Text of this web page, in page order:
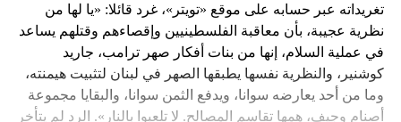
تغريداته عبر حسابه على موقع «تويتر»، غرد قائلا: «يا لها من
نظرية عجيبة، بأن معاقبة الفلسطينيين وإقصاءهم وقتلهم يساعد
في عملية السلام، إنها من بنات أفكار صهر ترامب، جاريد
كوشنير، والنظرية نفسها يطبقها الصهر في لبنان لتثبيت هيمنته،
وما من أحد يعارضه سوانا، ويدفع الثمن سوانا، والبقايا مجموعة
أصنام وجيف، همها تقاسم المصالح. لا تلعبوا بالنار». الرد لم يتأخر